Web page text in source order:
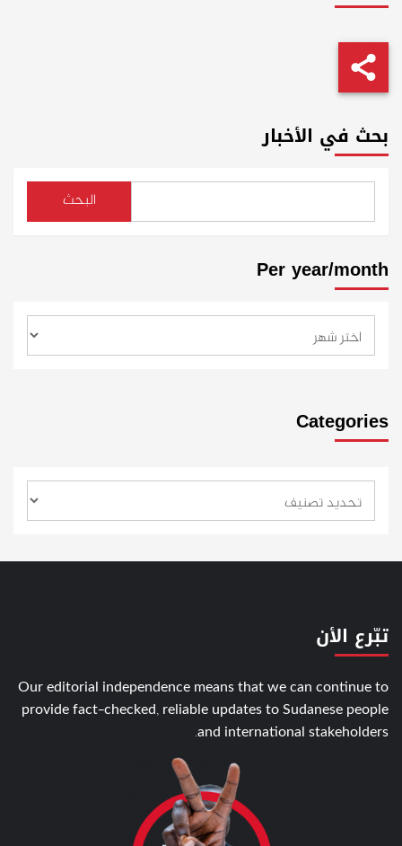
بحث في الأخبار
البحث
Per year/month
Categories
تبّرع الأن
Our editorial independence means that we can continue to
provide fact-checked, reliable updates to Sudanese people
and international stakeholders.